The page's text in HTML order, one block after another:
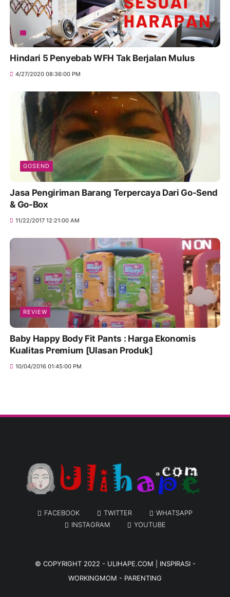
Hindari 5 Penyebab WFH Tak Berjalan Mulus
4/27/2020 08:36:00 PM
GOSEND
Jasa Pengiriman Barang Terpercaya Dari Go-Send
& Go-Box
11/22/2017 12:21:00 AM
REVIEW
Baby Happy Body Fit Pants : Harga Ekonomis
Kualitas Premium [Ulasan Produk]
10/04/2016 01:45:00 PM
FACEBOOK TWITTER
WHATSAPP
INSTAGRAM
YOUTUBE
© COPYRIGHT 2022 - ULIHAPE.COM | INSPIRASI -
WORKINGMOM - PARENTING